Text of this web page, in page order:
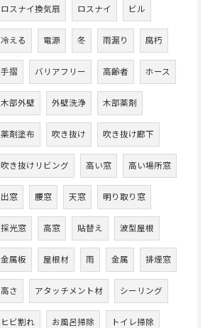
ロスナイ換気扇 ロスナイ ビル
冷える 電源 冬 雨漏り 腐朽
手摺 バリアフリー 高齢者 ホース
木部外壁 外壁洗浄 木部薬剤
薬剤塗布 吹き抜け 吹き抜け廊下
吹き抜けリビング 高い窓 高い場所窓
出窓 腰窓 天窓 明り取り窓
採光窓 高窓 貼替え 波型屋根
金属板 屋根材 雨 金属 排煙窓
高さ アタッチメント材 シーリング
ヒビ割れ お風呂掃除 トイレ掃除